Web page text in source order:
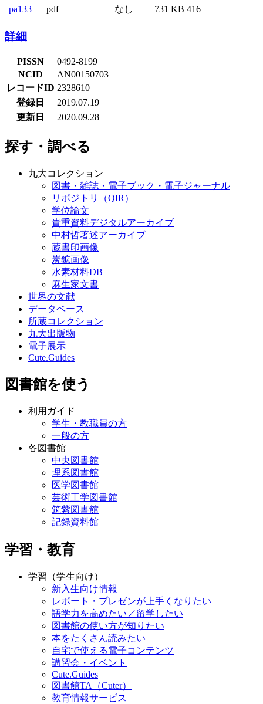
pa133 pdf なし 731 KB 416
詳細
PISSN
0492-8199
NCID
AN00150703
レコードID 2328610
登録日
2019.07.19
更新日
2020.09.28
探す・調べる
九大コレクション
図書・雑誌・電子ブック・電子ジャーナル
リポジトリ（QIR）
学位論文
貴重資料デジタルアーカイブ
中村哲著述アーカイブ
蔵書印画像
炭鉱画像
水素材料DB
麻生家文書
世界の文献
データベース
所蔵コレクション
九大出版物
電子展示
Cute.Guides
図書館を使う
利用ガイド
学生・教職員の方
一般の方
各図書館
中央図書館
理系図書館
医学図書館
芸術工学図書館
筑紫図書館
記録資料館
学習・教育
学習（学生向け）
新入生向け情報
レポート・プレゼンが上手くなりたい
語学力を高めたい／留学したい
図書館の使い方が知りたい
本をたくさん読みたい
自宅で使える電子コンテンツ
講習会・イベント
Cute.Guides
図書館TA（Cuter）
教育情報サービス